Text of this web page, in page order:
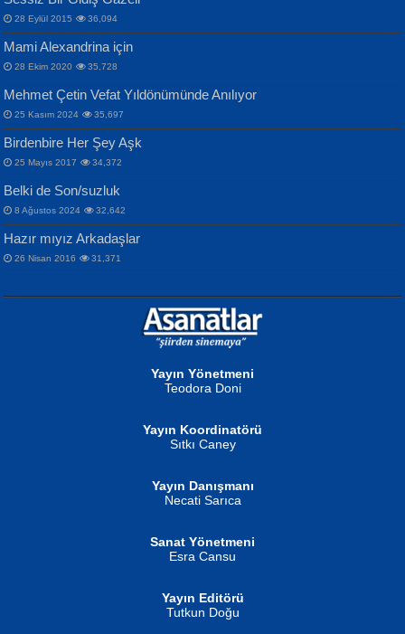
Gazze’nin Şecaati, Ümmetin İmtihanı...
MAHMUT GÜRBÜZ
İbrahim Olmak ve Bitirebilmek...
NURAN KÖSE BAYDAR
İdrakimle Üşürken...
Songül Özel
Mahzen...
Ben Deniz Değilim ki...
NAZIM HİKMET RAN
Bir Cezaevinde, Tecritteki Adamın
Mektupları...
28 Eylül 2015 36,094
Mami Alexandrina için
28 Ekim 2020 35,728
Mehmet Çetin Vefat Yıldönümünde Anılıyor
25 Kasım 2024 35,697
Birdenbire Her Şey Aşk
25 Mayıs 2017 34,372
Belki de Son/suzluk
8 Ağustos 2024 32,642
Hazır mıyız Arkadaşlar
26 Nisan 2016 31,371
Yayın Yönetmeni
Teodora Doni
Yayın Koordinatörü
Sıtkı Caney
Yayın Danışmanı
Necati Sarıca
Sanat Yönetmeni
Esra Cansu
Yayın Editörü
Tutkun Doğu